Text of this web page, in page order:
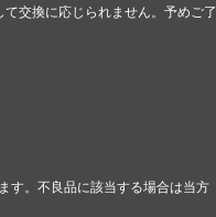
交換に応じられません。予めご了
す。不良品に該当する場合は当方